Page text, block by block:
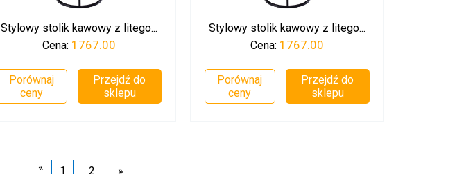
Stylowy stolik kawowy z litego...
Cena: 1767.00
Porównaj
ceny
Przejdź do
sklepu
Stylowy stolik kawowy z litego...
Cena: 1767.00
Porównaj
ceny
Przejdź do
sklepu
« 1 2 »